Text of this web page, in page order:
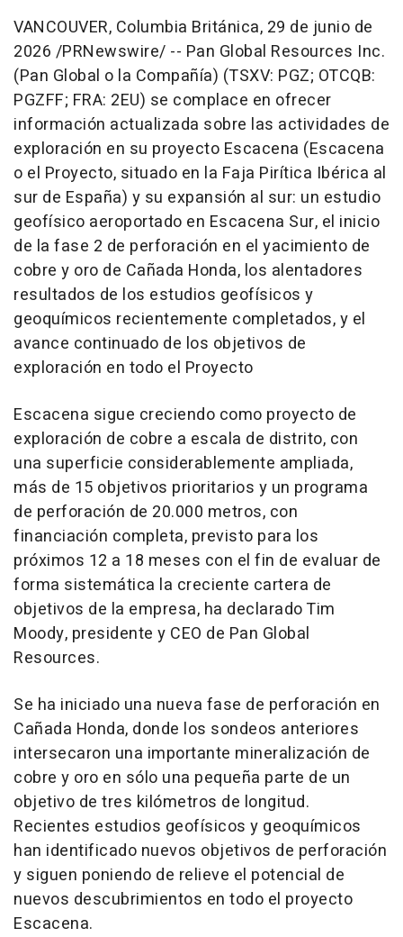
VANCOUVER, Columbia Británica, 29 de junio de
2026 /PRNewswire/ -- Pan Global Resources Inc.
(Pan Global o la Compañía) (TSXV: PGZ; OTCQB:
PGZFF; FRA: 2EU) se complace en ofrecer
información actualizada sobre las actividades de
exploración en su proyecto Escacena (Escacena
o el Proyecto, situado en la Faja Pirítica Ibérica al
sur de España) y su expansión al sur: un estudio
geofísico aeroportado en Escacena Sur, el inicio
de la fase 2 de perforación en el yacimiento de
cobre y oro de Cañada Honda, los alentadores
resultados de los estudios geofísicos y
geoquímicos recientemente completados, y el
avance continuado de los objetivos de
exploración en todo el Proyecto
Escacena sigue creciendo como proyecto de
exploración de cobre a escala de distrito, con
una superficie considerablemente ampliada,
más de 15 objetivos prioritarios y un programa
de perforación de 20.000 metros, con
financiación completa, previsto para los
próximos 12 a 18 meses con el fin de evaluar de
forma sistemática la creciente cartera de
objetivos de la empresa, ha declarado Tim
Moody, presidente y CEO de Pan Global
Resources.
Se ha iniciado una nueva fase de perforación en
Cañada Honda, donde los sondeos anteriores
intersecaron una importante mineralización de
cobre y oro en sólo una pequeña parte de un
objetivo de tres kilómetros de longitud.
Recientes estudios geofísicos y geoquímicos
han identificado nuevos objetivos de perforación
y siguen poniendo de relieve el potencial de
nuevos descubrimientos en todo el proyecto
Escacena.